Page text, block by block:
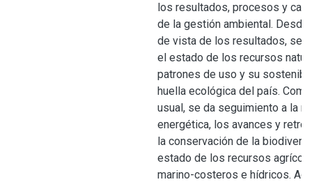
los resultados, procesos y
de la gestión ambiental. Desde
de vista de los resultados, se
el estado de los recursos
patrones de uso y su
huella ecológica del país.
usual, se da seguimiento a la
energética, los avances y
la conservación de la
estado de los recursos
marino-costeros e hídricos.